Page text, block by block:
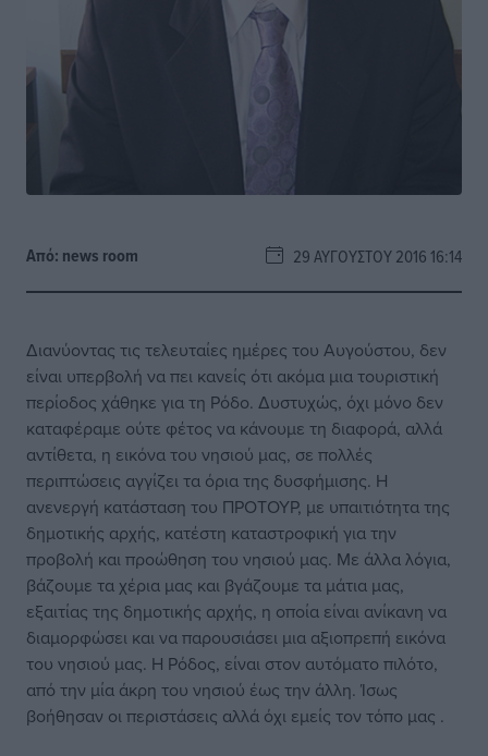
Από: news room 29 ΑΥΓΟΎΣΤΟΥ 2016 16:14
Διανύοντας τις τελευταίες ημέρες του Αυγούστου, δεν
είναι υπερβολή να πει κανείς ότι ακόμα μια τουριστική
περίοδος χάθηκε για τη Ρόδο. Δυστυχώς, όχι μόνο δεν
καταφέραμε ούτε φέτος να κάνουμε τη διαφορά, αλλά
αντίθετα, η εικόνα του νησιού μας, σε πολλές
περιπτώσεις αγγίζει τα όρια της δυσφήμισης. Η
ανενεργή κατάσταση του ΠΡΟΤΟΥΡ, με υπαιτιότητα της
δημοτικής αρχής, κατέστη καταστροφική για την
προβολή και προώθηση του νησιού μας. Με άλλα λόγια,
βάζουμε τα χέρια μας και βγάζουμε τα μάτια μας,
εξαιτίας της δημοτικής αρχής, η οποία είναι ανίκανη να
διαμορφώσει και να παρουσιάσει μια αξιοπρεπή εικόνα
του νησιού μας. Η Ρόδος, είναι στον αυτόματο πιλότο,
από την μία άκρη του νησιού έως την άλλη. Ίσως
βοήθησαν οι περιστάσεις αλλά όχι εμείς τον τόπο μας .